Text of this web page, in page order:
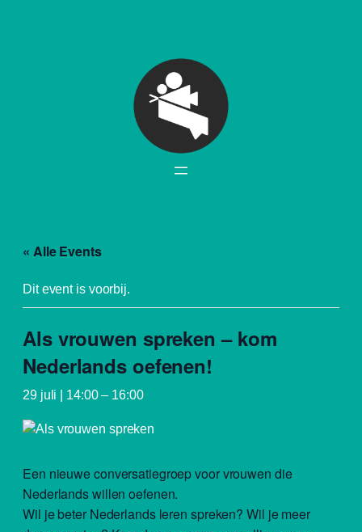
« Alle Events
Dit event is voorbij.
Als vrouwen spreken – kom
Nederlands oefenen!
29 juli | 14:00– 16:00
Een nieuwe conversatiegroep voor vrouwen die
Nederlands willen oefenen.
Wil je beter Nederlands leren spreken? Wil je meer